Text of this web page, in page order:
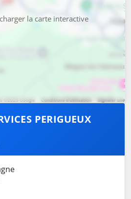
la carte interactive
PERIGUEUX